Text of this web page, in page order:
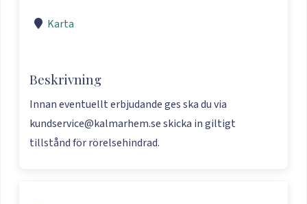
Karta
Beskrivning
Innan eventuellt erbjudande ges ska du via
kundservice@kalmarhem.se skicka in giltigt
tillstånd för rörelsehindrad.